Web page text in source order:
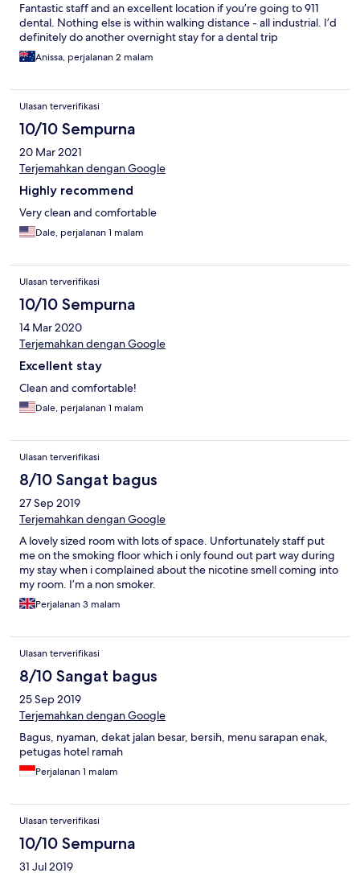
Fantastic staff and an excellent location if you’re going to 911
dental. Nothing else is within walking distance - all industrial. I’d
definitely do another overnight stay for a dental trip
Anissa, perjalanan 2 malam
Ulasan terverifikasi
10/10 Sempurna
20 Mar 2021
Terjemahkan dengan Google
Highly recommend
Very clean and comfortable
Dale, perjalanan 1 malam
Ulasan terverifikasi
10/10 Sempurna
14 Mar 2020
Terjemahkan dengan Google
Excellent stay
Clean and comfortable!
Dale, perjalanan 1 malam
Ulasan terverifikasi
8/10 Sangat bagus
27 Sep 2019
Terjemahkan dengan Google
A lovely sized room with lots of space. Unfortunately staff put
me on the smoking floor which i only found out part way during
my stay when i complained about the nicotine smell coming into
my room. I’m a non smoker.
Perjalanan 3 malam
Ulasan terverifikasi
8/10 Sangat bagus
25 Sep 2019
Terjemahkan dengan Google
Bagus, nyaman, dekat jalan besar, bersih, menu sarapan enak,
petugas hotel ramah
Perjalanan 1 malam
Ulasan terverifikasi
10/10 Sempurna
31 Jul 2019